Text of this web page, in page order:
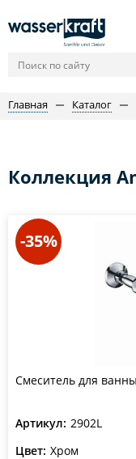
Главная Каталог
Коллекция
-35%
Смеситель для
Артикул: 2902L
Цвет: Хром